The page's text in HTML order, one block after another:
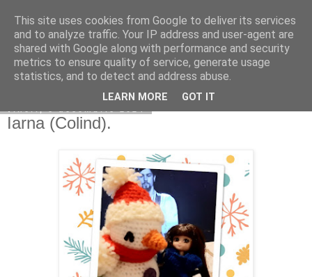
Copilarim
Iarna (Colind).
This site uses cookies from Google to deliver its services
and to analyze traffic. Your IP address and user-agent are
shared with Google along with performance and security
metrics to ensure quality of service, generate usage
statistics, and to detect and address abuse.
LEARN MORE GOT IT